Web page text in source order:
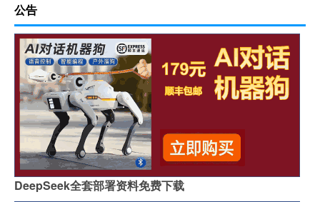
公告
DeepSeek全套部署资料免费下载